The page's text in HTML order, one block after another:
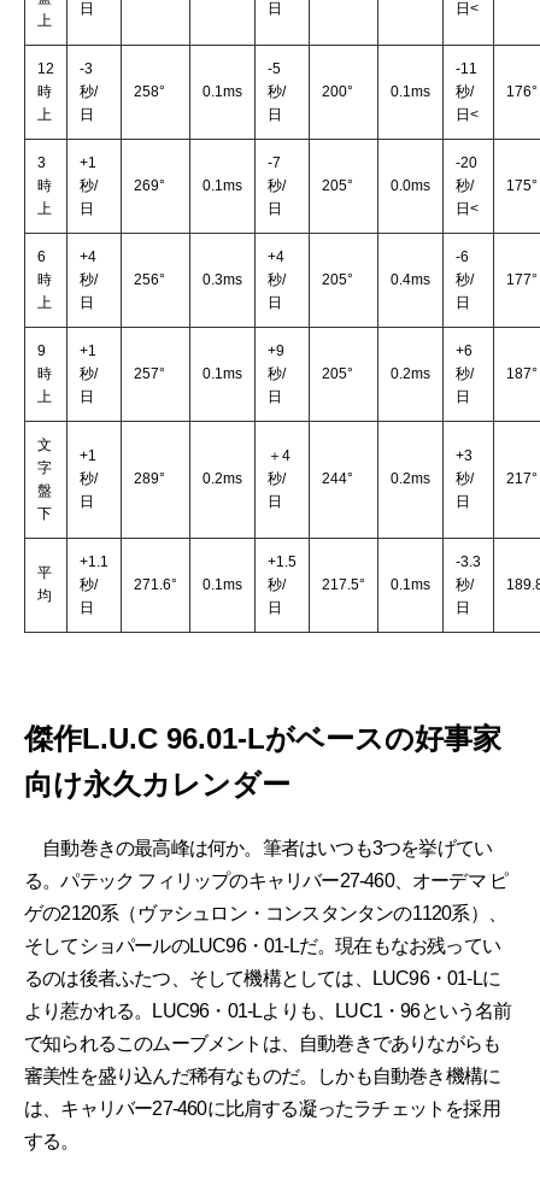
上
日
日
日<
12
時
上
-3
秒/
日
258° 0.1ms
-5
秒/
日
200° 0.1ms
-11
秒/
日<
176°
3
時
上
+1
秒/
日
269° 0.1ms
-7
秒/
日
205° 0.0ms
-20
秒/
日<
175°
6
時
上
+4
秒/
日
256° 0.3ms
+4
秒/
日
205° 0.4ms
-6
秒/
日
177°
9
時
上
+1
秒/
日
257° 0.1ms
+9
秒/
日
205° 0.2ms
+6
秒/
日
187°
文
字
盤
下
+1
秒/
日
289° 0.2ms
＋4
秒/
日
244° 0.2ms
+3
秒/
日
217°
平
均
+1.1
秒/
日
271.6° 0.1ms
+1.5
秒/
日
217.5° 0.1ms
-3.3
秒/
日
傑作L.U.C 96.01-Lがベースの好事家
向け永久カレンダー
自動巻きの最高峰は何か。筆者はいつも3つを挙げてい
る。パテック フィリップのキャリバー27-460、オーデマ ピ
ゲの2120系（ヴァシュロン・コンスタンタンの1120系）、
そしてショパールのLUC96・01-Lだ。現在もなお残ってい
るのは後者ふたつ、そして機構としては、LUC96・01-Lに
より惹かれる。LUC96・01-Lよりも、LUC1・96という名前
で知られるこのムーブメントは、自動巻きでありながらも
審美性を盛り込んだ稀有なものだ。しかも自動巻き機構に
は、キャリバー27-460に比肩する凝ったラチェットを採用
する。